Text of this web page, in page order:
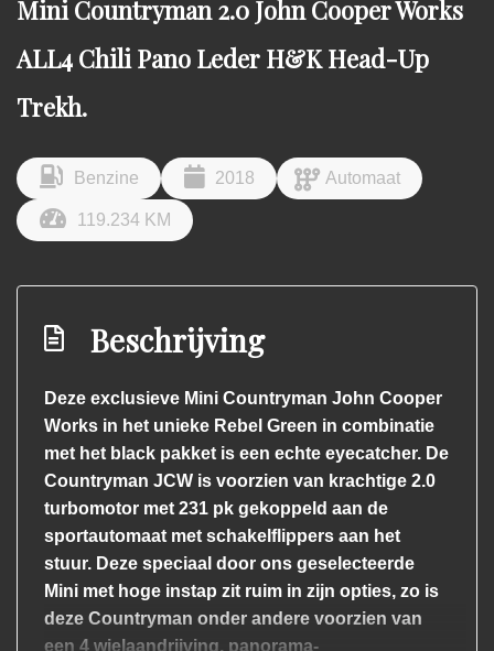
Mini Countryman 2.0 John Cooper Works
ALL4 Chili Pano Leder H&K Head-Up
Trekh.
Benzine 2018 Automaat
119.234 KM
Beschrijving
Deze exclusieve Mini Countryman John Cooper
Works in het unieke Rebel Green in combinatie
met het black pakket is een echte eyecatcher. De
Countryman JCW is voorzien van krachtige 2.0
turbomotor met 231 pk gekoppeld aan de
sportautomaat met schakelflippers aan het
stuur. Deze speciaal door ons geselecteerde
Mini met hoge instap zit ruim in zijn opties, zo is
deze Countryman onder andere voorzien van
een 4 wielaandrijving, panorama-